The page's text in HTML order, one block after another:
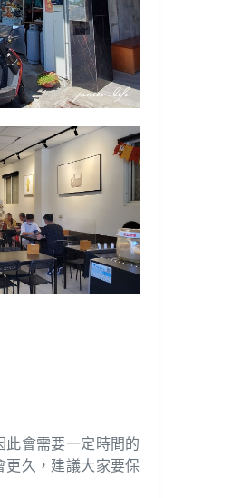
此會需要一定時間的
更久，建議大家要保